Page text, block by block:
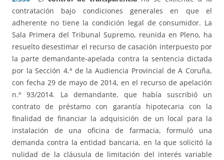
contratación bajo condiciones generales en que el
adherente no tiene la condición legal de consumidor. La
Sala Primera del Tribunal Supremo, reunida en Pleno, ha
resuelto desestimar el recurso de casación interpuesto por
la parte demandante-apelada contra la sentencia dictada
por la Sección 4.ª de la Audiencia Provincial de A Coruña,
con fecha 29 de mayo de 2014, en el recurso de apelación
n.º 93/2014. La demandante, que había suscribió un
contrato de préstamo con garantía hipotecaria con la
finalidad de financiar la adquisición de un local para la
instalación de una oficina de farmacia, formuló una
demanda contra la entidad bancaria, en la que solicitó la
nulidad de la cláusula de limitación del interés variable